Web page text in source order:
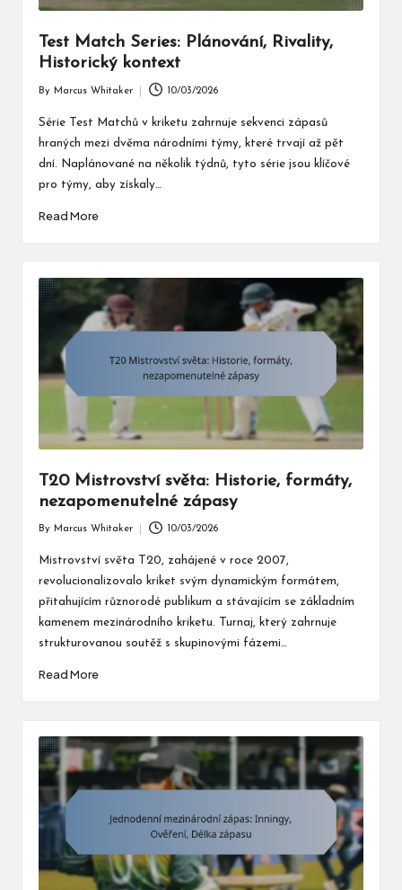
Test Match Series: Plánování, Rivality,
Historický kontext
by
By Marcus Whitaker 10/03/2026
Série Test Matchů v kriketu zahrnuje sekvenci zápasů
hraných mezi dvěma národními týmy, které trvají až pět
dní. Naplánované na několik týdnů, tyto série jsou klíčové
pro týmy, aby získaly…
Read More
T20 Mistrovství světa: Historie, formáty,
nezapomenutelné zápasy
by
By Marcus Whitaker 10/03/2026
Mistrovství světa T20, zahájené v roce 2007,
revolucionalizovalo kriket svým dynamickým formátem,
přitahujícím různorodé publikum a stávajícím se základním
kamenem mezinárodního kriketu. Turnaj, který zahrnuje
strukturovanou soutěž s skupinovými fázemi…
Read More